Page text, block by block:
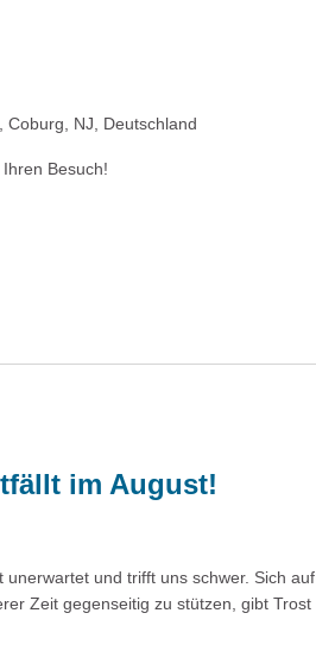
Coburg, NJ, Deutschland
Besuch!
im August!
und trifft uns schwer. Sich auf
Zeit gegenseitig zu stützen, gibt Trost